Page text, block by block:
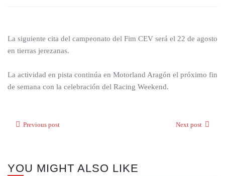
La siguiente cita del campeonato del Fim CEV será el 22 de agosto
en tierras jerezanas.
La actividad en pista continúa en Motorland Aragón el próximo fin
de semana con la celebración del Racing Weekend.
Previous post Next post
YOU MIGHT ALSO LIKE